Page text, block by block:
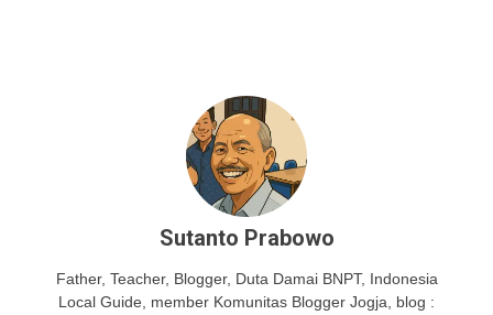
Sutanto Prabowo
Father, Teacher, Blogger, Duta Damai BNPT, Indonesia
Local Guide, member Komunitas Blogger Jogja, blog :